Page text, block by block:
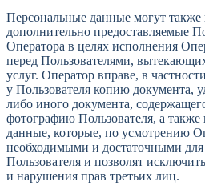
Персональные данные могут также
дополнительно предоставляемые
Оператора в целях исполнения
перед Пользователями,
услуг. Оператор вправе, в
у Пользователя копию документа,
либо иного документа,
фотографию Пользователя, а
данные, которые, по усмотрению
необходимыми и достаточными
Пользователя и позволят
и нарушения прав третьих лиц.